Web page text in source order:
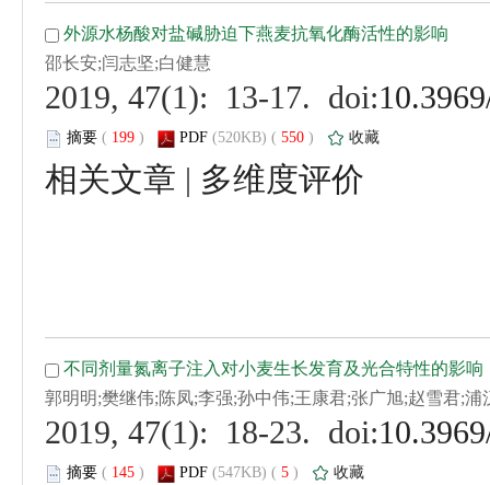
( ) 550 )
|
( ) 5 )